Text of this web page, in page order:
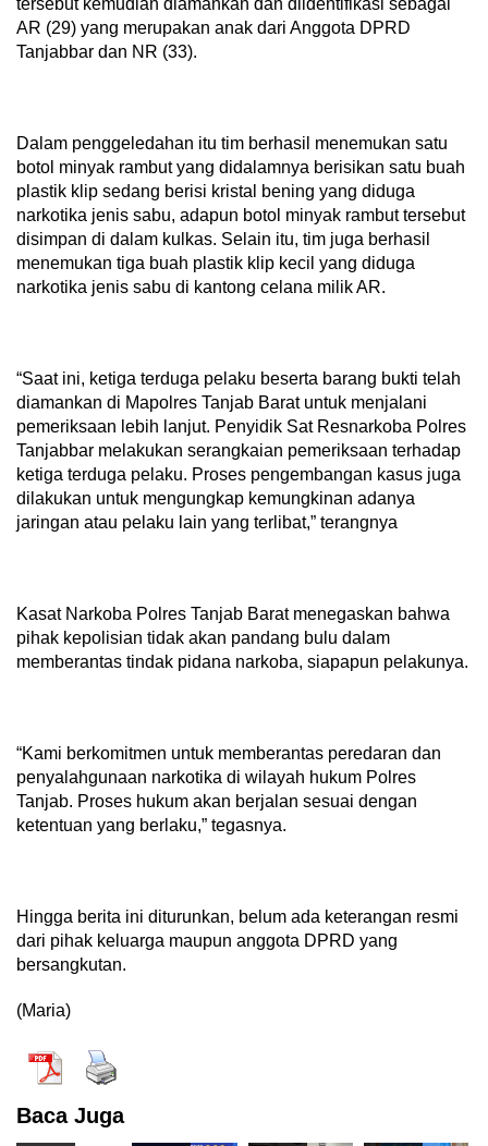
AR (29) yang merupakan anak dari Anggota DPRD
Tanjabbar dan NR (33).
Dalam penggeledahan itu tim berhasil menemukan satu
botol minyak rambut yang didalamnya berisikan satu buah
plastik klip sedang berisi kristal bening yang diduga
narkotika jenis sabu, adapun botol minyak rambut tersebut
disimpan di dalam kulkas. Selain itu, tim juga berhasil
menemukan tiga buah plastik klip kecil yang diduga
narkotika jenis sabu di kantong celana milik AR.
“Saat ini, ketiga terduga pelaku beserta barang bukti telah
diamankan di Mapolres Tanjab Barat untuk menjalani
pemeriksaan lebih lanjut. Penyidik Sat Resnarkoba Polres
Tanjabbar melakukan serangkaian pemeriksaan terhadap
ketiga terduga pelaku. Proses pengembangan kasus juga
dilakukan untuk mengungkap kemungkinan adanya
jaringan atau pelaku lain yang terlibat,” terangnya
Kasat Narkoba Polres Tanjab Barat menegaskan bahwa
pihak kepolisian tidak akan pandang bulu dalam
memberantas tindak pidana narkoba, siapapun pelakunya.
“Kami berkomitmen untuk memberantas peredaran dan
penyalahgunaan narkotika di wilayah hukum Polres
Tanjab. Proses hukum akan berjalan sesuai dengan
ketentuan yang berlaku,” tegasnya.
Hingga berita ini diturunkan, belum ada keterangan resmi
dari pihak keluarga maupun anggota DPRD yang
bersangkutan.
(Maria)
Baca Juga